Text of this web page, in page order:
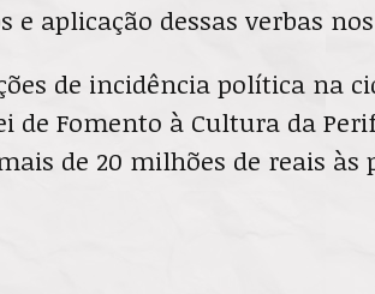
e aplicação dessas verbas
de incidência política na
de Fomento à Cultura da
de 20 milhões de reais